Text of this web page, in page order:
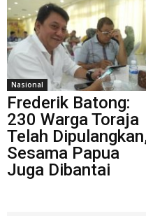
Nasional
Frederik Batong:
230 Warga Toraja
Telah
Sesama Papua
Juga Dibantai